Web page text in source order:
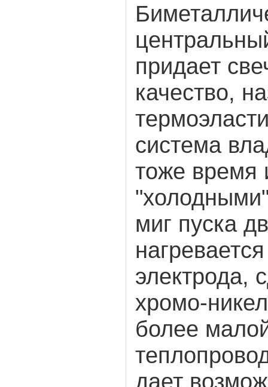
придает
качество,
система
тоже время
миг пуска
электрода,
хромо-
более
дает